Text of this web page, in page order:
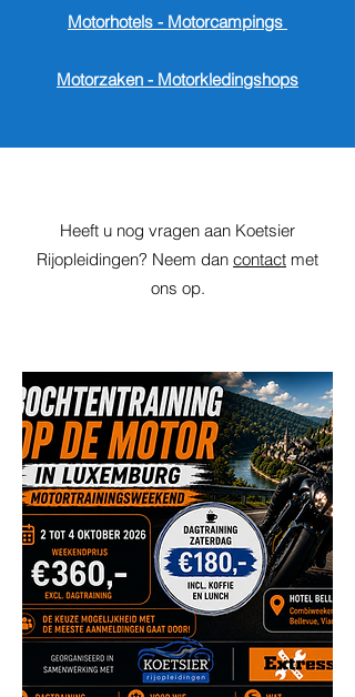
Motorhotels - Motorcampings
Motorzaken - Motorkledingshops
Heeft u nog vragen aan Koetsier
Rijopleidingen? Neem dan contact met
ons op.